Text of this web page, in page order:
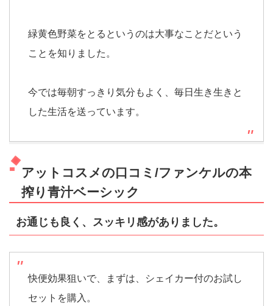
緑黄色野菜をとるというのは大事なことだという
ことを知りました。
今では毎朝すっきり気分もよく、毎日生き生きと
した生活を送っています。
アットコスメの口コミ/ファンケルの本
搾り青汁ベーシック
お通じも良く、スッキリ感がありました。
快便効果狙いで、まずは、シェイカー付のお試し
セットを購入。